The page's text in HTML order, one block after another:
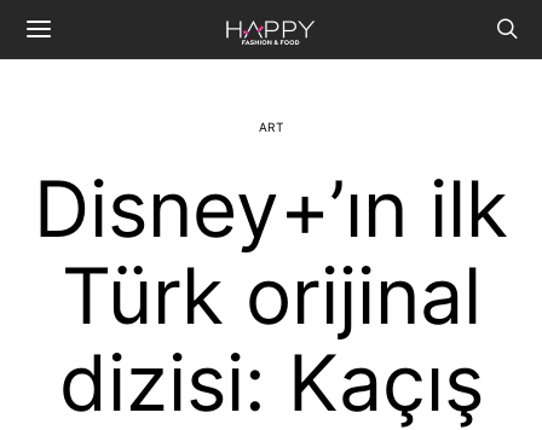
ART
Disney+’ın ilk
Türk orijinal
dizisi: Kaçış